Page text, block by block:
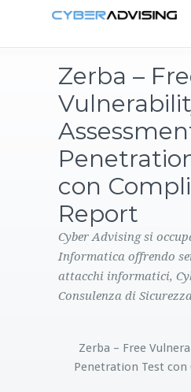
PRODOTTI
CONTATTI
Zerba –
con
Report
Cyber Advising si
Informatica offrendo
attacchi informatici,
Consulenza di
Zerba – Free
Penetration Test